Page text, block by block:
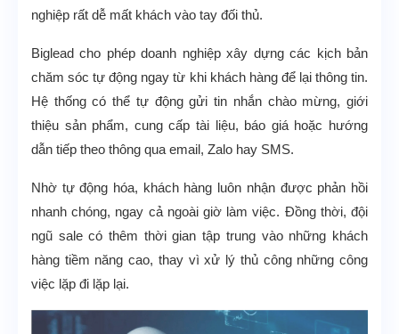
nghiệp rất dễ mất khách vào tay đối thủ.
Biglead cho phép doanh nghiệp xây dựng các kịch bản
chăm sóc tự động ngay từ khi khách hàng để lại thông tin.
Hệ thống có thể tự động gửi tin nhắn chào mừng, giới
thiệu sản phẩm, cung cấp tài liệu, báo giá hoặc hướng
dẫn tiếp theo thông qua email, Zalo hay SMS.
Nhờ tự động hóa, khách hàng luôn nhận được phản hồi
nhanh chóng, ngay cả ngoài giờ làm việc. Đồng thời, đội
ngũ sale có thêm thời gian tập trung vào những khách
hàng tiềm năng cao, thay vì xử lý thủ công những công
việc lặp đi lặp lại.